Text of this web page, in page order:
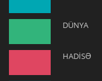
DÜNYA
HADİSƏ